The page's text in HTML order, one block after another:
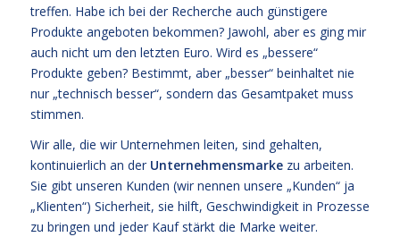
treffen. Habe ich bei der Recherche auch günstigere
Produkte angeboten bekommen? Jawohl, aber es ging mir
auch nicht um den letzten Euro. Wird es „bessere“
Produkte geben? Bestimmt, aber „besser“ beinhaltet nie
nur „technisch besser“, sondern das Gesamtpaket muss
stimmen.
Wir alle, die wir Unternehmen leiten, sind gehalten,
kontinuierlich an der Unternehmensmarkezu arbeiten.
Sie gibt unseren Kunden (wir nennen unsere „Kunden“ ja
„Klienten“) Sicherheit, sie hilft, Geschwindigkeit in Prozesse
zu bringen und jeder Kauf stärkt die Marke weiter.